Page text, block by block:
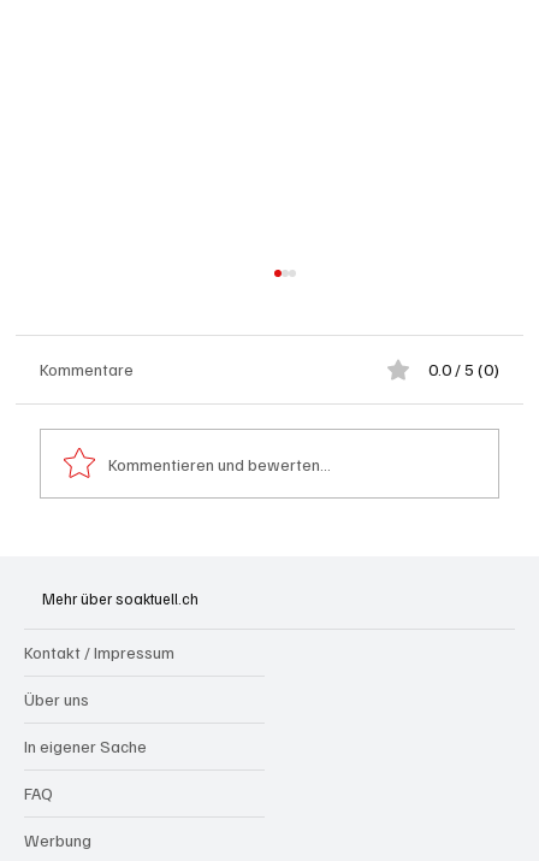
Kommentare 0.0 / 5 (0)
Kommentieren und bewerten...
Mehr über soaktuell.ch
Kontakt / Impressum
Über uns
In eigener Sache
FAQ
Werbung